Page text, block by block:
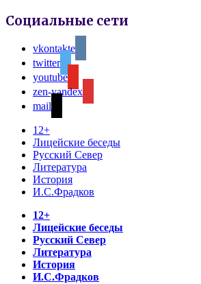
Социальные сети
vkontakte
twitter
youtube
zen-yandex
mail
12+
Лицейские беседы
Русский Север
Литература
История
И.С.Фрадков
12+
Лицейские беседы
Русский Север
Литература
История
И.С.Фрадков